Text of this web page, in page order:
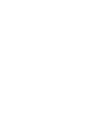
40D yttertyg är